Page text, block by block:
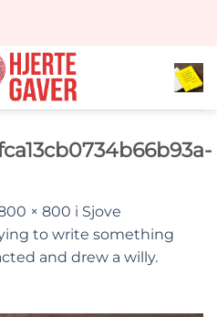
× 800 i Sjove
to write something
and drew a willy.